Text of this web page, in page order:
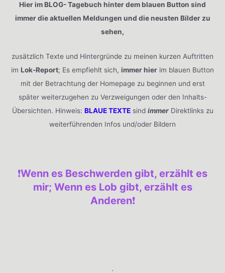
Hier im BLOG- Tagebuch hinter dem blauen Button sind
immer die aktuellen Meldungen und die neusten Bilder zu
sehen,
zusätzlich Texte und Hintergründe zu meinen kurzen Auftritten
im Lok-Report; Es empfiehlt sich, immer hier im blauen Button
mit der Betrachtung der Homepage zu beginnen und erst
später weiterzugehen zu Verzweigungen oder den Inhalts-
Übersichten. Hinweis: BLAUE TEXTEsind immerDirektlinks zu
weiterführenden Infos und/oder Bildern
❗️Wenn es Beschwerden gibt, erzählt es
mir; Wenn es Lob gibt, erzählt es
Anderen❗️
.